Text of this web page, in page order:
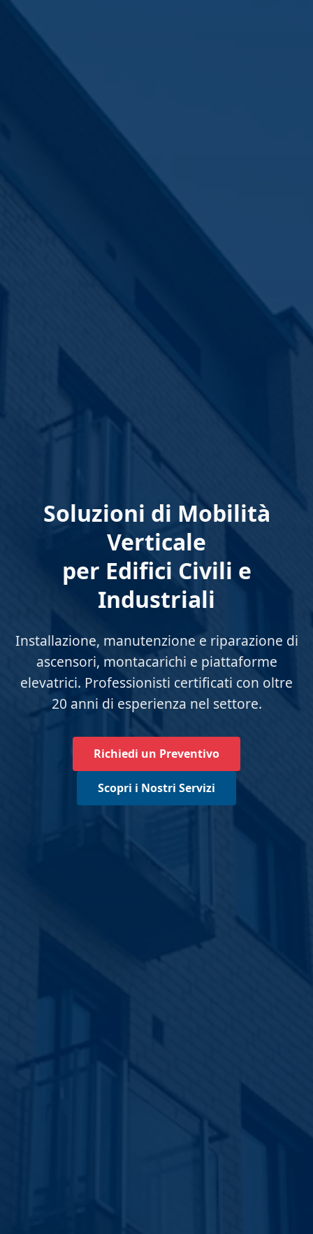
Soluzioni di Mobilità
Verticale
per Edifici Civili e
Industriali
Installazione, manutenzione e riparazione di
ascensori, montacarichi e piattaforme
elevatrici. Professionisti certificati con oltre
20 anni di esperienza nel settore.
Richiedi un Preventivo
Scopri i Nostri Servizi